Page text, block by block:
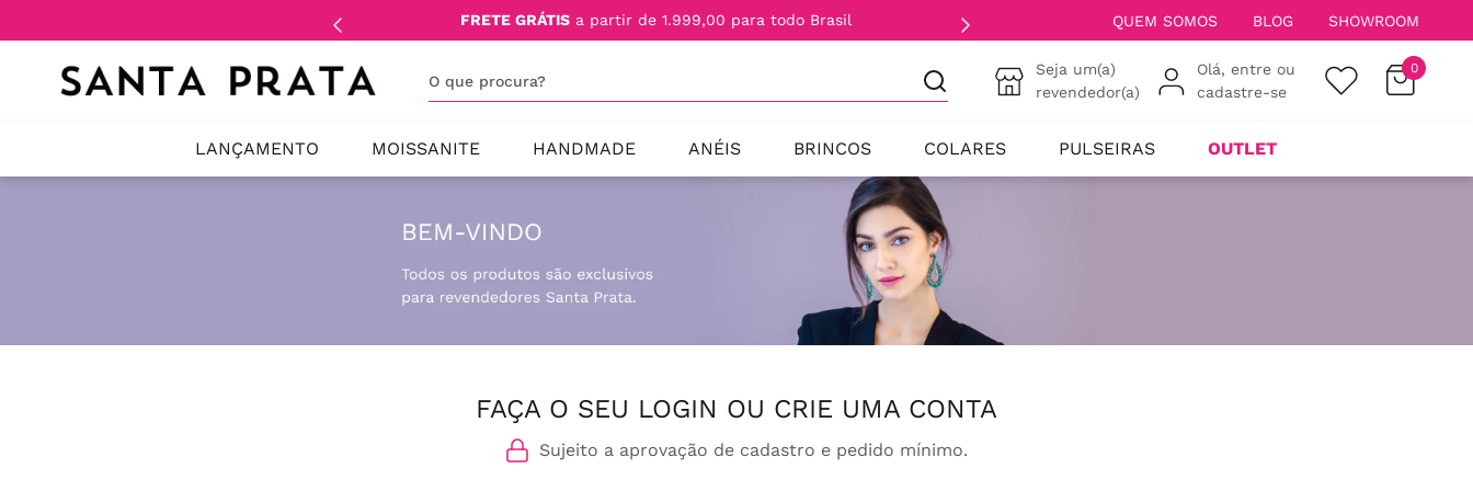
FRETE GRÁTIS a partir de 1.999,00 para todo Brasil QUEM SOMOS BLOG SHOWROOM
Seja um(a)
revendedor(a)
Olá, entre ou
cadastre-se
0
LANÇAMENTO MOISSANITE HANDMADE ANÉIS BRINCOS COLARES PULSEIRAS OUTLET
FAÇA O SEU LOGIN OU CRIE UMA CONTA
Sujeito a aprovação de cadastro e pedido mínimo.